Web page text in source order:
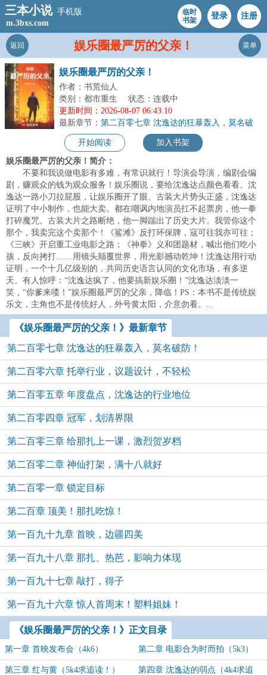
三本小说 手机版
m.3bxs.com
临时
书架
登录 注册
娱乐圈最严厉的父亲！
返回 菜单
娱乐圈最严厉的父亲！
作者：书荒仙人
类别：都市重生
状态：连载中
更新时间：2026-08-07 06:43:10
最新章节： 第二百零七章 沈逸达的狂暴轰入，莫名破
防！
开始阅读
加入书架
娱乐圈最严厉的父亲！简介：
不要和我说做电影有多难，有常识就行！导演会导演，编剧会编
剧，赚观众的钱为观众服务！娱乐圈说，要给沈逸达点颜色看看。沈
逸达一路小刀拉屁股，让娱乐圈开了眼。古装大片势头正盛，沈逸达
证明了中小制作，也能大卖。都在嘲讽内地演员扛不起票房，他一拳
打碎魔咒。古装大片之路断绝，他一脚踹出了历史大片。我管你这个
那个，我卖完这个卖那个！《鲨滩》反打环保牌，寇可往我亦可往；
《三峡》开启重工业电影之路；《神拳》义和团题材，喊出他们吃小
孩，反向拷打.......用镜头颠覆世界，用光影撼动乾坤！沈逸达用行动
证明，一个十几亿级别的，共同历史语言认同的文化市场，有多逆
天。有人惊呼：“沈逸达疯了，他要搞新娱乐圈！”沈逸达淡淡一
笑，“你爹来喽！”娱乐圈最严厉的父亲，降临！PS：本书不是传统娱
乐文，主角也不是传统好人，外号黄太阳，介意勿看。...
《娱乐圈最严厉的父亲！》最新章节
第二百零七章 沈逸达的狂暴轰入，莫名破防！
第二百零六章 托举行业，议题设计，不轻松
第二百零五章 年度盘点，沈逸达的行业地位
第二百零四章 冠军，划清界限
第二百零三章 给那扎上一课，激烈贺岁档
第二百零二章 神仙打架，满十八就好
第二百零一章 锁定目标
第二百章 顶美！那扎吃惊！
第一百九十九章 首映，边疆四美
第一百九十八章 那扎、热芭，影响力体现
第一百九十七章 敲打，得子
第一百九十六章 惊人首周末！塑料姐妹！
《娱乐圈最严厉的父亲！》正文目录
第一章 首映发布会（4k6） 第二章 电影合为时而拍（5k3）
第三章 红与黄（5k4求追读！） 第四章 沈逸达的弱点（4k4求追